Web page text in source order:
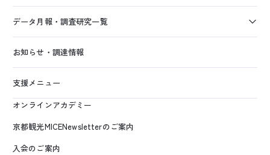
データ月報・調査研究一覧
お知らせ・調達情報
支援メニュー
オンラインアカデミー
京都観光MICENewsletterのご案内
入会のご案内